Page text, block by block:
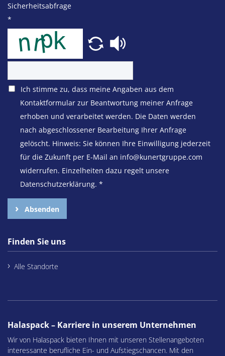
Sicherheitsabfrage
*
Ich stimme zu, dass meine Angaben aus dem
Kontaktformular zur Beantwortung meiner Anfrage
erhoben und verarbeitet werden. Die Daten werden
nach abgeschlossener Bearbeitung Ihrer Anfrage
gelöscht. Hinweis: Sie können Ihre Einwilligung jederzeit
für die Zukunft per E-Mail an info@kunertgruppe.com
widerrufen. Einzelheiten dazu regelt unsere
Datenschutzerklärung. *
Absenden
Finden Sie uns
Alle Standorte
Halaspack – Karriere in unserem Unternehmen
Wir von Halaspack bieten Ihnen mit unseren Stellenangeboten
interessante berufliche Ein- und Aufstiegschancen. Mit den